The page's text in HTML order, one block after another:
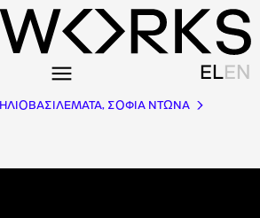
ELEN
ΗΛΙΟΒΑΣΙΛΕΜΑΤΑ, ΣΟΦΙΑ ΝΤΩΝΑ